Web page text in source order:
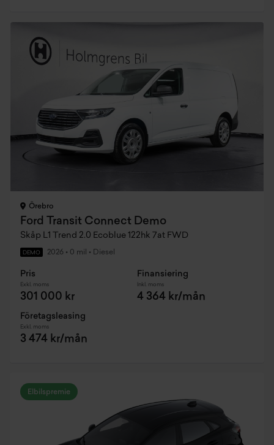
Örebro
Ford Transit Connect Demo
Skåp L1 Trend 2.0 Ecoblue 122hk 7at FWD
DEMO 2026 • 0 mil • Diesel
Pris
Exkl. moms
301 000 kr
Finansiering
Inkl. moms
4 364 kr/mån
Företagsleasing
Exkl. moms
3 474 kr/mån
Elbilspremie